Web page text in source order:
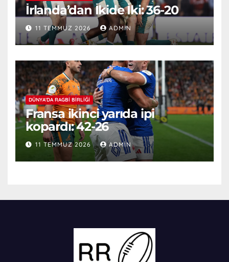
İrlanda’dan İkide İki: 36-20
11 TEMMUZ 2026 ADMIN
DÜNYA'DA RAGBI BIRLIĞI
Fransa ikinci yarıda ipi
kopardı: 42-26
11 TEMMUZ 2026 ADMIN